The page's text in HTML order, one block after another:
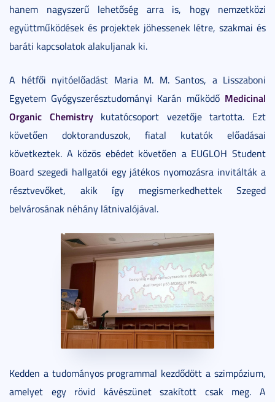
hanem nagyszerű lehetőség arra is, hogy nemzetközi
együttműködések és projektek jöhessenek létre, szakmai és
baráti kapcsolatok alakuljanak ki.
A hétfői nyitóelőadást Maria M. M. Santos, a Lisszaboni
Egyetem Gyógyszerésztudományi Karán működő Medicinal
Organic Chemistrykutatócsoport vezetője tartotta. Ezt
követően doktoranduszok, fiatal kutatók előadásai
következtek. A közös ebédet követően a EUGLOH Student
Board szegedi hallgatói egy játékos nyomozásra invitálták a
résztvevőket, akik így megismerkedhettek Szeged
belvárosának néhány látnivalójával.
Kedden a tudományos programmal kezdődött a szimpózium,
amelyet egy rövid kávészünet szakított csak meg. A